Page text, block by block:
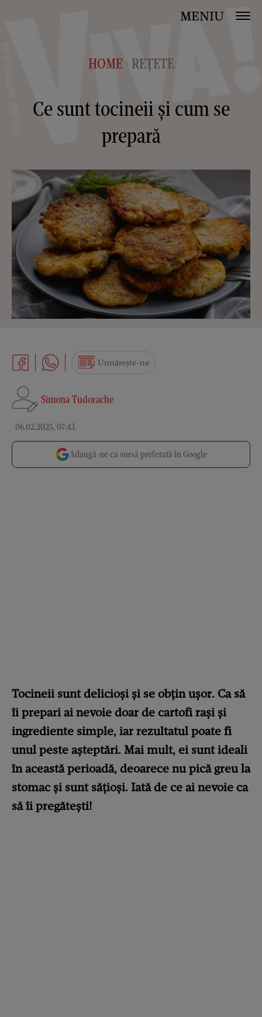
MENIU
HOME > REȚETE
Ce sunt tocineii și cum se
prepară
Simona Tudorache
06.02.2025, 07:43.
Urmărește-ne
Adaugă-ne ca sursă preferată în Google
Tocineii sunt delicioși și se obțin ușor. Ca să
îi prepari ai nevoie doar de cartofi rași și
ingrediente simple, iar rezultatul poate fi
unul peste așteptări. Mai mult, ei sunt ideali
în această perioadă, deoarece nu pică greu la
stomac și sunt sățioși. Iată de ce ai nevoie ca
să îi pregătești!